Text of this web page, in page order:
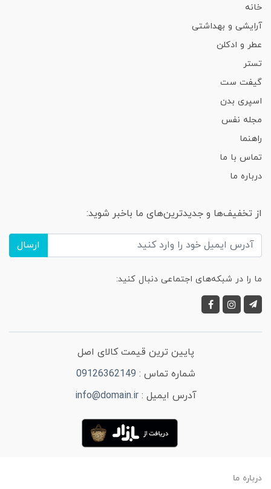
خانه
آرایشی و بهداشتی
عطر و ادکلن
تستر
گیفت ست
اسپری بدن
مجله نفس
راهنما
تماس با ما
درباره ما
از تخفیف‌ها و جدیدترین‌های ما باخبر شوید:
ارسال
ما را در شبکه‌های اجتماعی دنبال کنید:
پایین ترین قیمت کالای اصل
شماره تماس : 09126362149
آدرس ایمیل :info@domain.ir
درباره ما